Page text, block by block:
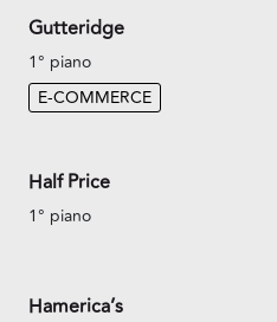
Gutteridge
1° piano
E-COMMERCE
Half Price
1° piano
Hamerica’s